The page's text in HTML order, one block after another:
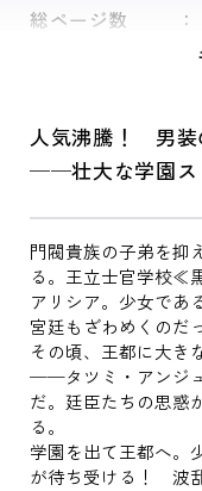
総ページ数
人気沸騰！ 男装
──壮大な学園ス
門閥貴族の子弟を抑
る。王立士官学校≪
アリシア。少女であ
宮廷もざわめくのだ
その頃、王都に大き
──タツミ・アンジ
だ。廷臣たちの思惑
る。
学園を出て王都へ。
が待ち受ける！ 波乱